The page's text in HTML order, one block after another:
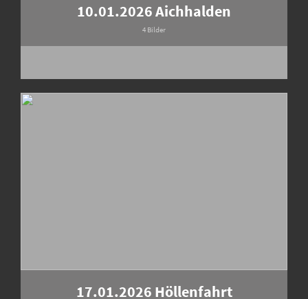
10.01.2026 Aichhalden
4 Bilder
17.01.2026 Höllenfahrt